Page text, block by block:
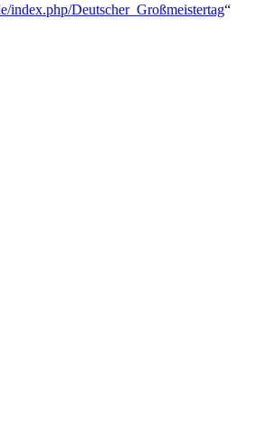
index.php/Deutscher_Großmeistertag“